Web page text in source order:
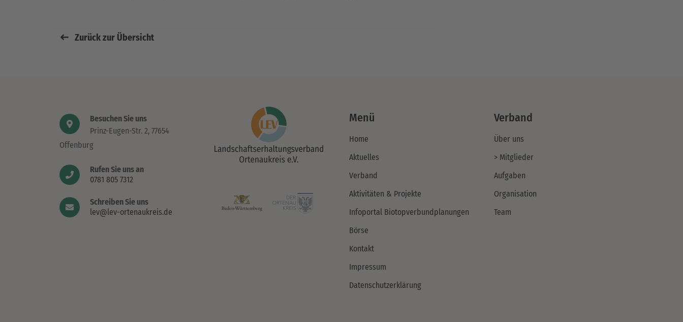
Zurück zur Übersicht
Besuchen Sie uns
Prinz-Eugen-Str. 2, 77654
Offenburg
Rufen Sie uns an
0781 805 7312
Schreiben Sie uns
lev@lev-ortenaukreis.de
Menü
Home
Aktuelles
Verband
Aktivitäten & Projekte
Infoportal Biotopverbundplanungen
Börse
Kontakt
Impressum
Datenschutzerklärung
Verband
Über uns
> Mitglieder
Aufgaben
Organisation
Team